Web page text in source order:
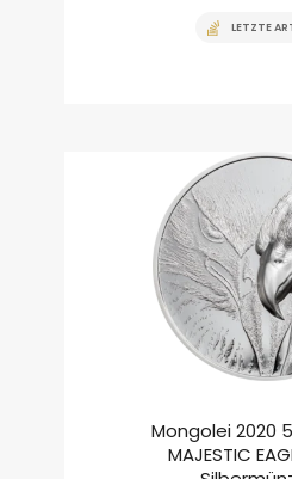
LETZTE
Mongolei 2020
MAJESTIC